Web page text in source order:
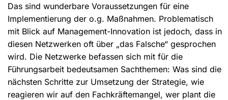
Das sind wunderbare Voraussetzungen für eine
Implementierung der o.g. Maßnahmen. Problematisch
mit Blick auf Management-Innovation ist jedoch, dass in
diesen Netzwerken oft über „das Falsche“ gesprochen
wird. Die Netzwerke befassen sich mit für die
Führungsarbeit bedeutsamen Sachthemen: Was sind die
nächsten Schritte zur Umsetzung der Strategie, wie
reagieren wir auf den Fachkräftemangel, wer plant die